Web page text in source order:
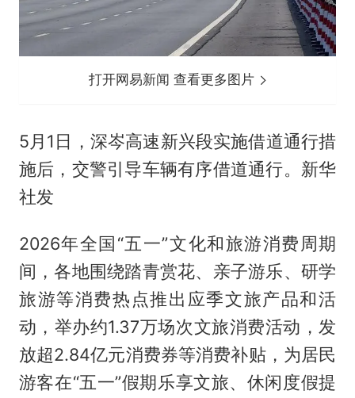
打开网易新闻 查看更多图片
5月1日，深岑高速新兴段实施借道通行措
施后，交警引导车辆有序借道通行。新华
社发
2026年全国“五一”文化和旅游消费周期
间，各地围绕踏青赏花、亲子游乐、研学
旅游等消费热点推出应季文旅产品和活
动，举办约1.37万场次文旅消费活动，发
放超2.84亿元消费券等消费补贴，为居民
游客在“五一”假期乐享文旅、休闲度假提